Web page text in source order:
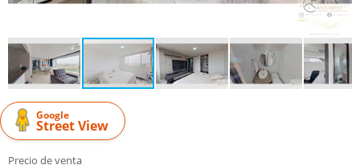
Google
Street View
Precio de venta